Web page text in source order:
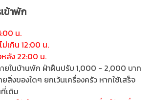
ข้าพัก
น.
เกิน 12:00 น.
ลัง 22:00 น.
ยในบ้านพัก ฝ่าฝืนปรับ 1,000 - 2,000 บาท
สิ่งของใดๆ ยกเว้นเครื่องครัว หากใช้เสร็จ
เดิม